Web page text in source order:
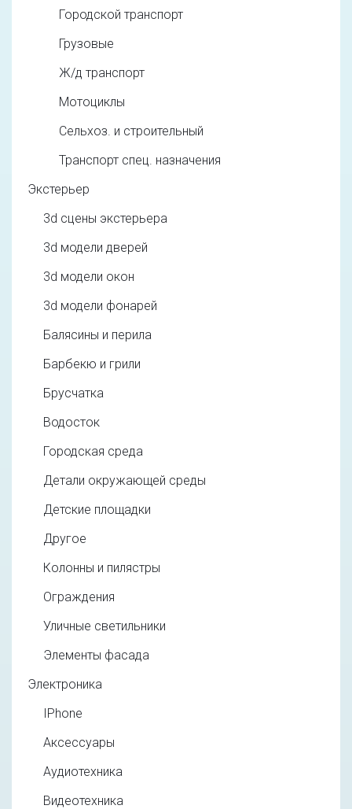
Городской транспорт
Грузовые
Ж/д транспорт
Мотоциклы
Сельхоз. и строительный
Транспорт спец. назначения
Экстерьер
3d cцены экстерьера
3d модели дверей
3d модели окон
3d модели фонарей
Балясины и перила
Барбекю и грили
Брусчатка
Водосток
Городская среда
Детали окружающей среды
Детские площадки
Другое
Колонны и пилястры
Ограждения
Уличные светильники
Элементы фасада
Электроника
IPhone
Аксессуары
Аудиотехника
Видеотехника